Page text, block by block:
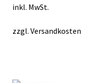
inkl. MwSt.
zzgl.Versandkosten